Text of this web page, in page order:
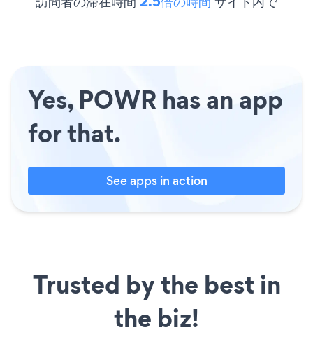
Yes, POWR has an app
for that.
See apps in action
Trusted by the best in
the biz!